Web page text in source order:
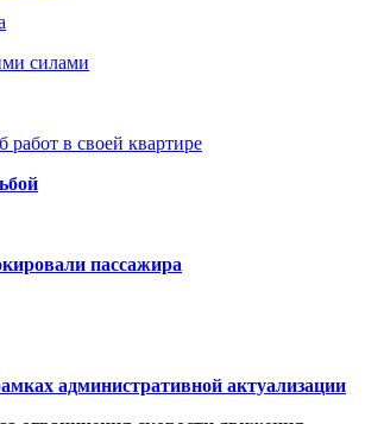
силами
в своей квартире
пассажира
административной актуализации